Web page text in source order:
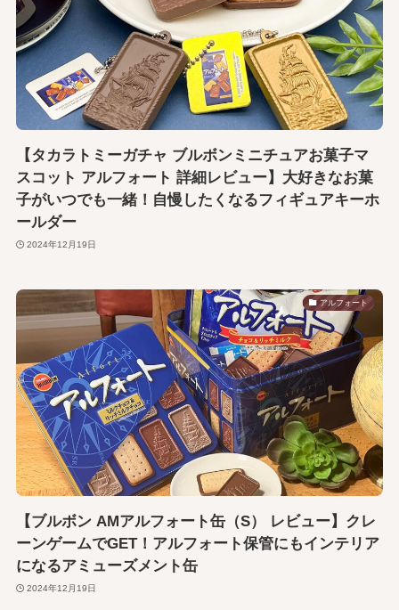
【タカラトミーガチャ ブルボンミニチュアお菓子マ
スコット アルフォート 詳細レビュー】大好きなお菓
子がいつでも一緒！自慢したくなるフィギュアキーホ
ールダー
2024年12月19日
アルフォート
【ブルボン AMアルフォート缶（S） レビュー】クレ
ーンゲームでGET！アルフォート保管にもインテリア
になるアミューズメント缶
2024年12月19日